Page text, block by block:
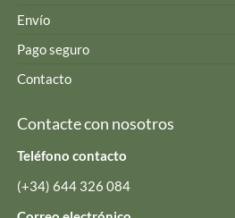
Envío
Pago seguro
Contacto
Contacte con nosotros
Teléfono contacto
(+34) 644 326 084